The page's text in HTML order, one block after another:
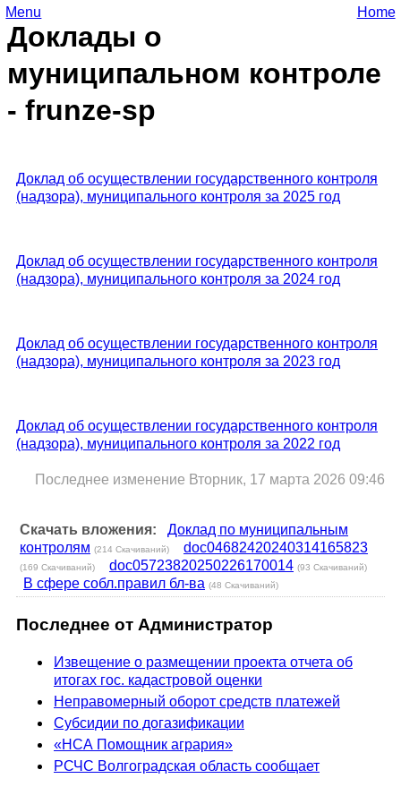
Доклады о
муниципальном контроле
- frunze-sp
Menu Home
Доклад об осуществлении государственного контроля
(надзора), муниципального контроля за 2025 год
Доклад об осуществлении государственного контроля
(надзора), муниципального контроля за 2024 год
Доклад об осуществлении государственного контроля
(надзора), муниципального контроля за 2023 год
Доклад об осуществлении государственного контроля
(надзора), муниципального контроля за 2022 год
Последнее изменение Вторник, 17 марта 2026 09:46
Скачать вложения:
Доклад по муниципальным
контролям (214 Скачиваний) doc04682420240314165823
(169 Скачиваний) doc05723820250226170014 (93 Скачиваний)
В сфере собл.правил бл-ва (48 Скачиваний)
Последнее от Администратор
Извещение о размещении проекта отчета об
итогах гос. кадастровой оценки
Неправомерный оборот средств платежей
Субсидии по догазификации
«НСА Помощник агрария»
РСЧС Волгоградская область сообщает